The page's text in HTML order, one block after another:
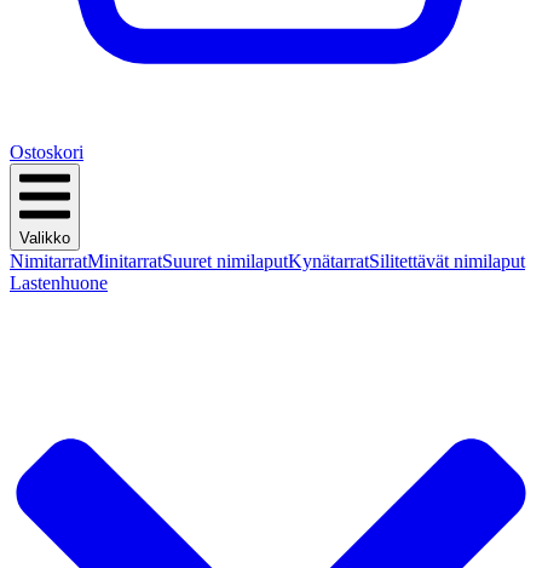
Ostoskori
Valikko
NimitarratMinitarratSuuret nimilaputKynätarratSilitettävät nimilaput
Lastenhuone